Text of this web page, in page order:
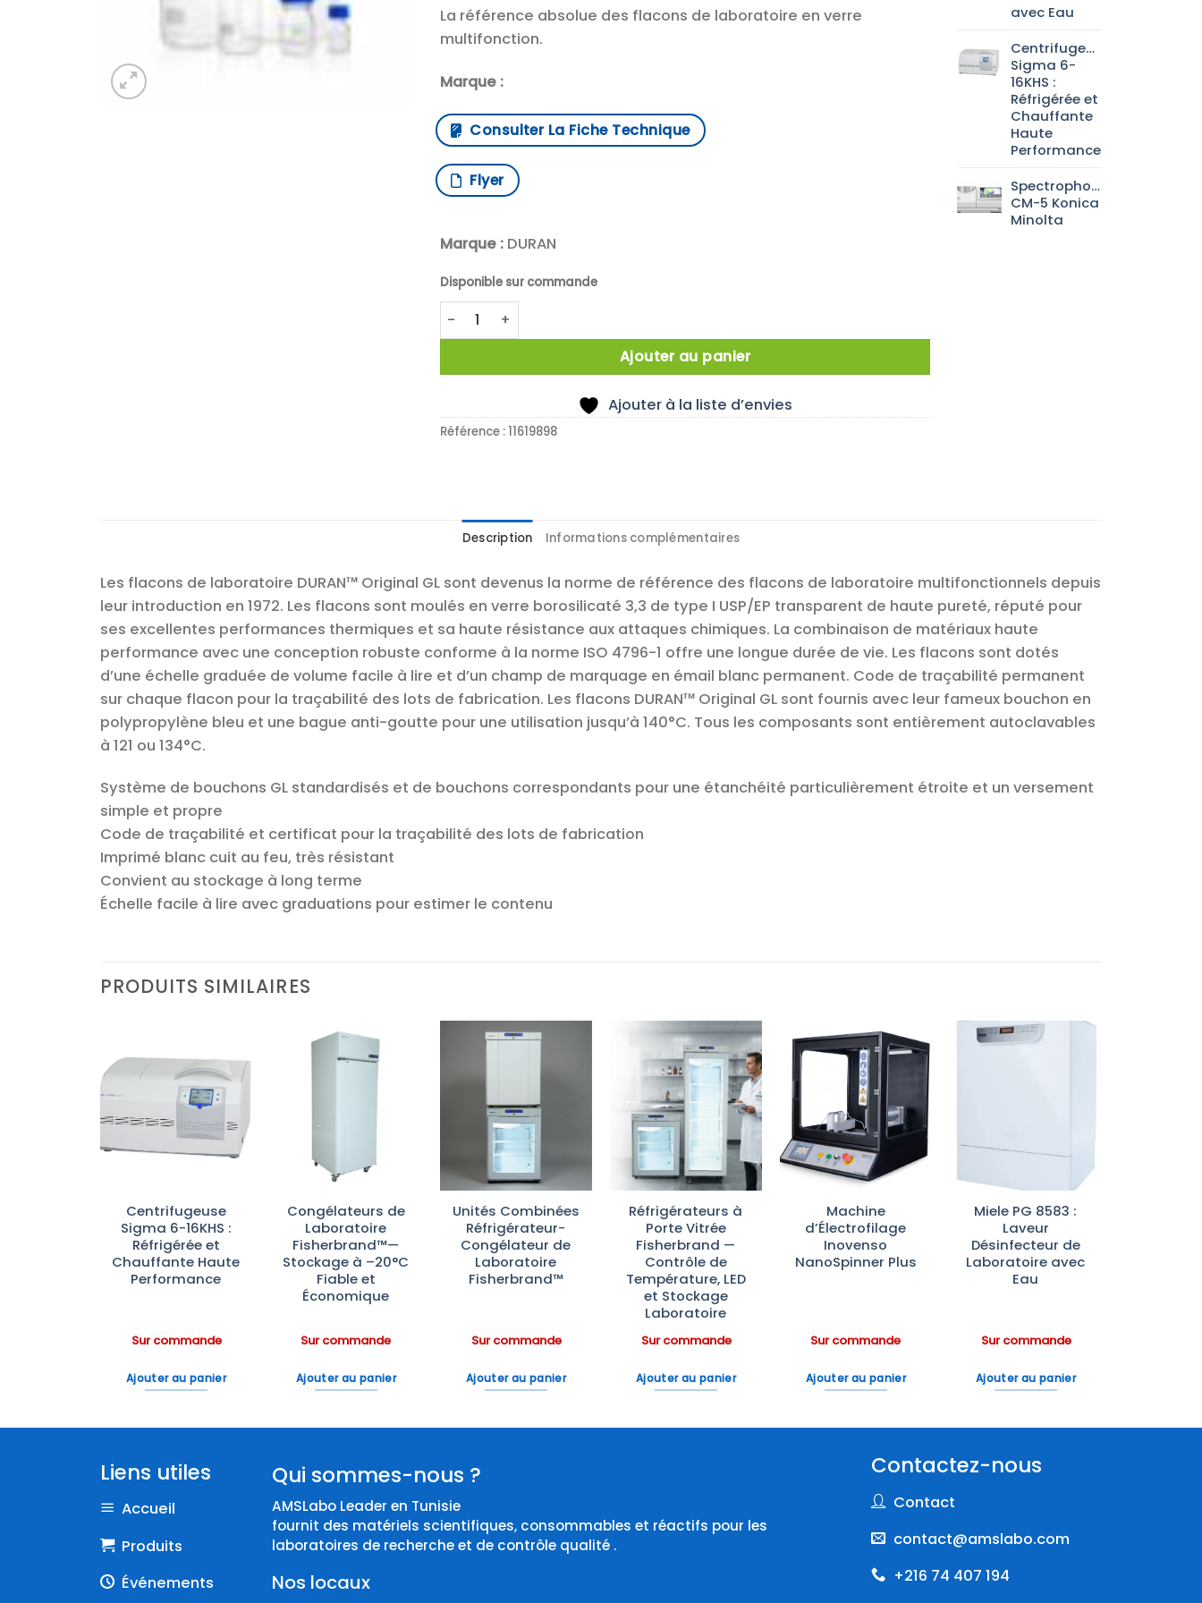
La référence absolue des flacons de laboratoire en verre
multifonction.
Marque :
Consulter La Fiche Technique
Flyer
Marque :DURAN
Disponible sur commande
quantité de DWK Life Sciences DURAN™ Flacon de laboratoire Original, Clair
Ajouter au panier
Ajouter à la liste d’envies
Référence :11619898
avec Eau
Centrifugeuse
Sigma 6-
16KHS :
Réfrigérée et
Chauffante
Haute
Performance
Spectrophotomètre
CM-5 Konica
Minolta
Description Informations complémentaires
Les flacons de laboratoire DURAN™ Original GL sont devenus la norme de référence des flacons de laboratoire multifonctionnels depuis
leur introduction en 1972. Les flacons sont moulés en verre borosilicaté 3,3 de type I USP/EP transparent de haute pureté, réputé pour
ses excellentes performances thermiques et sa haute résistance aux attaques chimiques. La combinaison de matériaux haute
performance avec une conception robuste conforme à la norme ISO 4796-1 offre une longue durée de vie. Les flacons sont dotés
d’une échelle graduée de volume facile à lire et d’un champ de marquage en émail blanc permanent. Code de traçabilité permanent
sur chaque flacon pour la traçabilité des lots de fabrication. Les flacons DURAN™ Original GL sont fournis avec leur fameux bouchon en
polypropylène bleu et une bague anti-goutte pour une utilisation jusqu’à 140°C. Tous les composants sont entièrement autoclavables
à 121 ou 134°C.
Système de bouchons GL standardisés et de bouchons correspondants pour une étanchéité particulièrement étroite et un versement
simple et propre
Code de traçabilité et certificat pour la traçabilité des lots de fabrication
Imprimé blanc cuit au feu, très résistant
Convient au stockage à long terme
Échelle facile à lire avec graduations pour estimer le contenu
PRODUITS SIMILAIRES
Ajouter
d’envies
Centrifugeuse
Sigma 6-16KHS :
Réfrigérée et
Chauffante Haute
Performance
Sur commande
Ajouter au panier
Congélateurs de
Laboratoire
Fisherbrand™—
Stockage à –20°C
Fiable et
Économique
Sur commande
Ajouter au panier
Ajouter
à la liste
Unités Combinées
Réfrigérateur-
Congélateur de
Laboratoire
Fisherbrand™
Sur commande
Ajouter au panier
Ajouter
à la liste
d’envies
Réfrigérateurs à
Porte Vitrée
Fisherbrand —
Contrôle de
Température, LED
et Stockage
Laboratoire
Sur commande
Ajouter au panier
Ajouter
à la liste
d’envies
Machine
d’Électrofilage
Inovenso
NanoSpinner Plus
Sur commande
Ajouter au panier
Miele PG 8583 :
Laveur
Désinfecteur de
Laboratoire avec
Eau
Sur commande
Ajouter au panier
Liens utiles
Accueil
Produits
Événements
Qui sommes-nous ?
AMSLabo Leader en Tunisie
fournit des matériels scientifiques, consommables et réactifs pour les
laboratoires de recherche et de contrôle qualité .
Nos locaux
Contactez-nous
Contact
contact@amslabo.com
+216 74 407 194